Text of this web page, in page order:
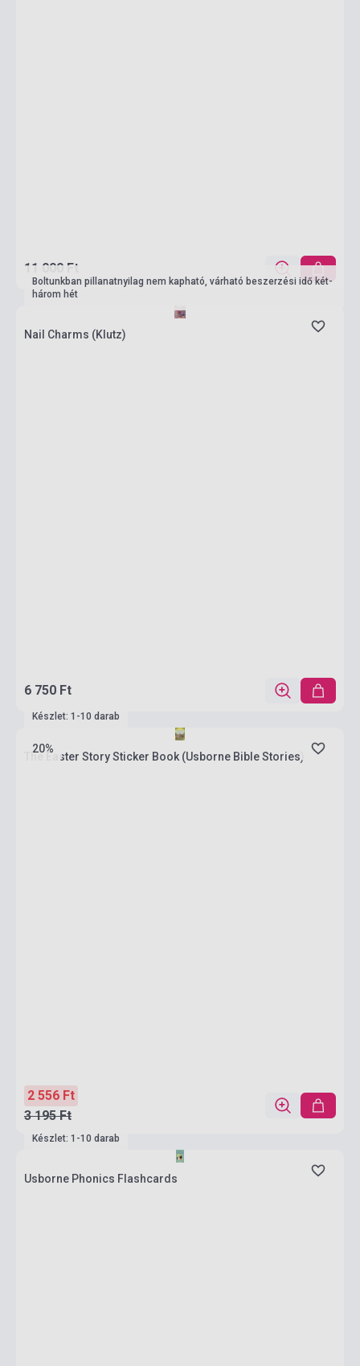
11 000 Ft
Boltunkban pillanatnyilag nem kapható, várható beszerzési idő két-
három hét
Nail Charms (Klutz)
6 750 Ft
20%
Készlet: 1-10 darab
The Easter Story Sticker Book (Usborne Bible Stories)
2 556 Ft
3 195 Ft
Készlet: 1-10 darab
Usborne Phonics Flashcards